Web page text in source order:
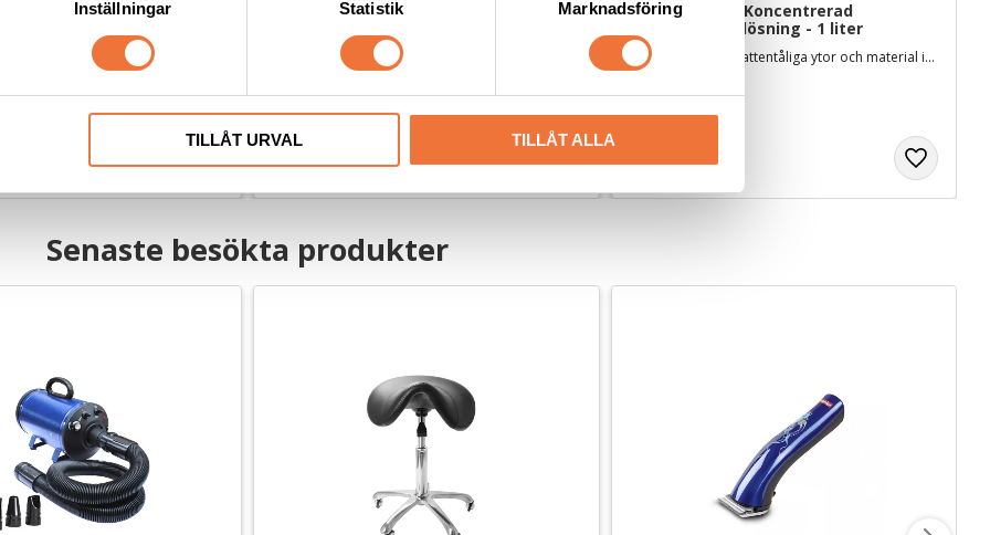
Inställningar Statistik Marknadsföring
TILLÅT URVAL TILLÅT ALLA
rostfritt stål -
Wahl Distanskam slide-on för
109kr
Disicide Plus+ Koncentrerad
Desinfektionslösning - 1 liter
Desinficerar alla vattentåliga ytor och material inkl. läder och tyger. Vattenbaserad och svensktillverkad
229kr
Senaste besökta produkter